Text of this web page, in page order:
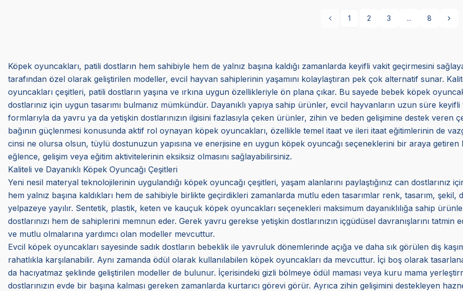
1 2 3 ... 8
Köpek oyuncakları, patili dostların hem sahibiyle hem de yalnız başına kaldığı zamanlarda keyifli vakit geçirmesini
tarafından özel olarak geliştirilen modeller, evcil hayvan sahiplerinin yaşamını kolaylaştıran pek çok alternatif sunar.
oyuncakları çeşitleri, patili dostların yaşına ve ırkına uygun özellikleriyle ön plana çıkar. Bu sayede bebek köpek
dostlarınız için uygun tasarımı bulmanız mümkündür. Dayanıklı yapıya sahip ürünler, evcil hayvanların uzun süre
formlarıyla da yavru ya da yetişkin dostlarınızın ilgisini fazlasıyla çeken ürünler, zihin ve beden gelişimine destek veren
bağının güçlenmesi konusunda aktif rol oynayan köpek oyuncakları, özellikle temel itaat ve ileri itaat eğitimlerinin de
cinsi ne olursa olsun, tüylü dostunuzun yapısına ve enerjisine en uygun köpek oyuncağı seçeneklerini bir araya
eğlence, gelişim veya eğitim aktivitelerinin eksiksiz olmasını sağlayabilirsiniz.
Kaliteli ve Dayanıklı Köpek Oyuncağı Çeşitleri
Yeni nesil materyal teknolojilerinin uygulandığı köpek oyuncağı çeşitleri, yaşam alanlarını paylaştığınız can dostlarınız
hem yalnız başına kaldıkları hem de sahibiyle birlikte geçirdikleri zamanlarda mutlu eden tasarımlar renk, tasarım,
yelpazeye yayılır. Sentetik, plastik, keten ve kauçuk köpek oyuncakları seçenekleri maksimum dayanıklılığa sahip
dostlarınızı hem de sahiplerini memnun eder. Gerek yavru gerekse yetişkin dostlarınızın içgüdüsel davranışlarını
ve mutlu olmalarına yardımcı olan modeller mevcuttur.
Evcil köpek oyuncakları sayesinde sadık dostların bebeklik ile yavruluk dönemlerinde açığa ve daha sık görülen diş
rahatlıkla karşılanabilir. Aynı zamanda ödül olarak kullanılabilen köpek oyuncakları da mevcuttur. İçi boş olarak
da hacıyatmaz şeklinde geliştirilen modeller de bulunur. İçerisindeki gizli bölmeye ödül maması veya kuru mama
dostlarınızın evde bir başına kalması gereken zamanlarda kurtarıcı görevi görür. Ayrıca zihin gelişimini destekleyen